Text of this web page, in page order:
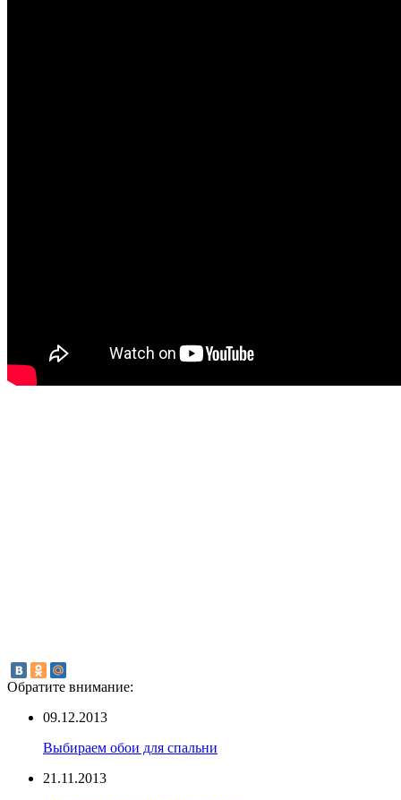
Обратите внимание:
09.12.2013
Выбираем обои для спальни
21.11.2013